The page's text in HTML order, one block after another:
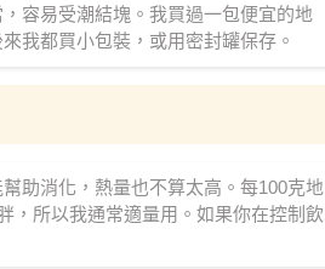
容易受潮結塊。我買過一包便宜的地
我都買小包裝，或用密封罐保存。
助消化，熱量也不算太高。每100克地
，所以我通常適量用。如果你在控制飲